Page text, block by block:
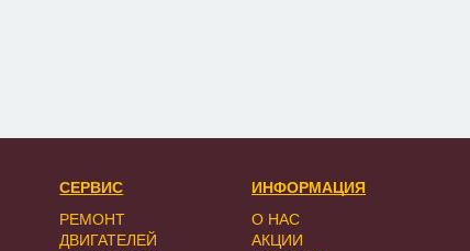
СЕРВИС
РЕМОНТ
ДВИГАТЕЛЕЙ
ИНФОРМАЦИЯ
О НАС
АКЦИИ